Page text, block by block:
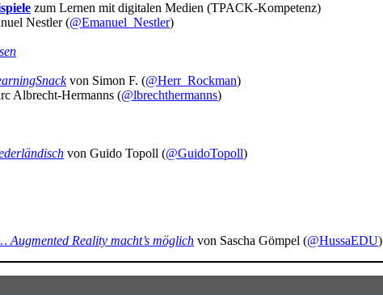
zum Lernen mit digitalen Medien (TPACK-Kompetenz)
Nestler (@Emanuel_Nestler)
von Simon F. (@Herr_Rockman)
Albrecht-Hermanns (@lbrechthermanns)
von Guido Topoll (@GuidoTopoll)
Reality macht’s möglich von Sascha Gömpel (@HussaEDU)